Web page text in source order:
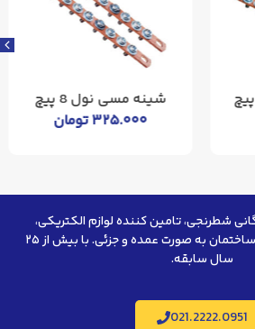
شینه مسی نول 8 پیچ
۳۲۵.۰۰۰تومان
شطرنجی، تامین کننده لوازم الکتریکی،
روشنایی و ملزومات برق ساختمان به صورت عمده و جزئی. با بیش از ۲۵
سال سابقه.
021.2222.0951